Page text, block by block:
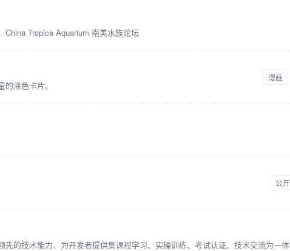
China Tropica Aquarium 南美水族论坛
涂色卡片。
漫画
公